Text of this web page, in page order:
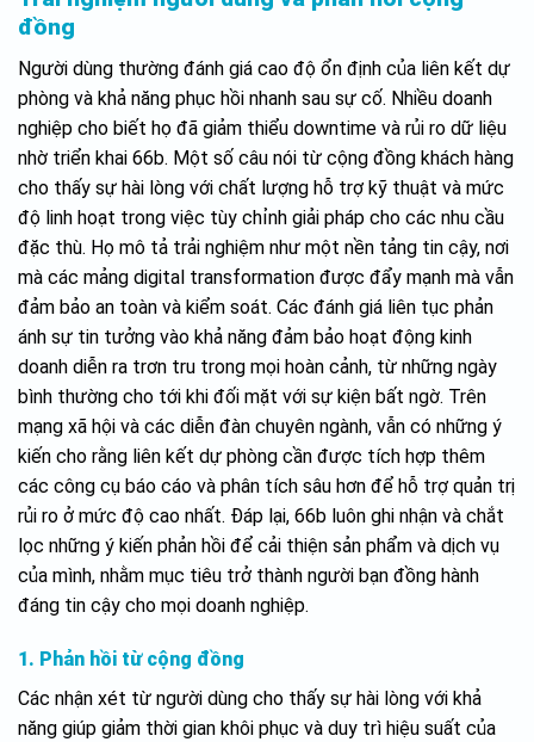
đồng
Người dùng thường đánh giá cao độ ổn định của liên kết dự
phòng và khả năng phục hồi nhanh sau sự cố. Nhiều doanh
nghiệp cho biết họ đã giảm thiểu downtime và rủi ro dữ liệu
nhờ triển khai 66b. Một số câu nói từ cộng đồng khách hàng
cho thấy sự hài lòng với chất lượng hỗ trợ kỹ thuật và mức
độ linh hoạt trong việc tùy chỉnh giải pháp cho các nhu cầu
đặc thù. Họ mô tả trải nghiệm như một nền tảng tin cậy, nơi
mà các mảng digital transformation được đẩy mạnh mà vẫn
đảm bảo an toàn và kiểm soát. Các đánh giá liên tục phản
ánh sự tin tưởng vào khả năng đảm bảo hoạt động kinh
doanh diễn ra trơn tru trong mọi hoàn cảnh, từ những ngày
bình thường cho tới khi đối mặt với sự kiện bất ngờ. Trên
mạng xã hội và các diễn đàn chuyên ngành, vẫn có những ý
kiến cho rằng liên kết dự phòng cần được tích hợp thêm
các công cụ báo cáo và phân tích sâu hơn để hỗ trợ quản trị
rủi ro ở mức độ cao nhất. Đáp lại, 66b luôn ghi nhận và chắt
lọc những ý kiến phản hồi để cải thiện sản phẩm và dịch vụ
của mình, nhằm mục tiêu trở thành người bạn đồng hành
đáng tin cậy cho mọi doanh nghiệp.
1. Phản hồi từ cộng đồng
Các nhận xét từ người dùng cho thấy sự hài lòng với khả
năng giúp giảm thời gian khôi phục và duy trì hiệu suất của